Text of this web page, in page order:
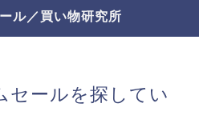
ル／買い物研究所
セールを探してい